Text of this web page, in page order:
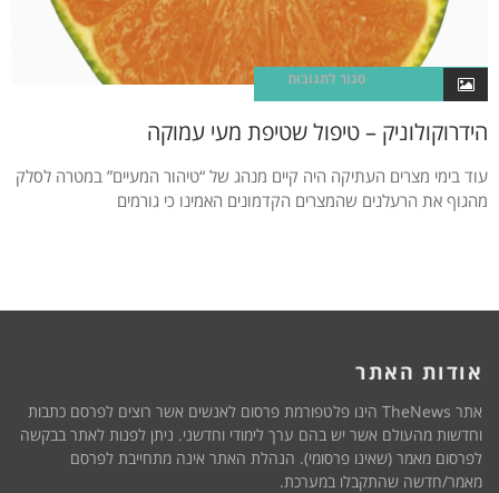
סגור לתגובות
הידרוקולוניק – טיפול שטיפת מעי עמוקה
עוד בימי מצרים העתיקה היה קיים מנהג של “טיהור המעיים” במטרה לסלק
מהגוף את הרעלנים שהמצרים הקדמונים האמינו כי גורמים
אודות האתר
אתר TheNews הינו פלטפורמת פרסום לאנשים אשר רוצים לפרסם כתבות
וחדשות מהעולם אשר יש בהם ערך לימודי וחדשני. ניתן לפנות לאתר בבקשה
לפרסום מאמר (שאינו פרסומי). הנהלת האתר אינה מתחייבת לפרסם
מאמר/חדשה שהתקבלו במערכת.